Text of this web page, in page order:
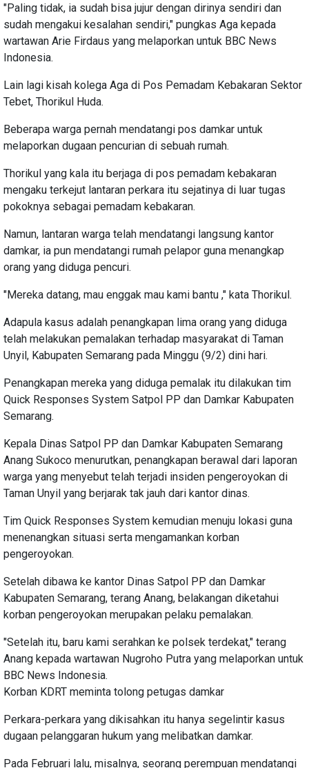
"Paling tidak, ia sudah bisa jujur dengan dirinya sendiri dan
sudah mengakui kesalahan sendiri," pungkas Aga kepada
wartawan Arie Firdaus yang melaporkan untuk BBC News
Indonesia.
Lain lagi kisah kolega Aga di Pos Pemadam Kebakaran Sektor
Tebet, Thorikul Huda.
Beberapa warga pernah mendatangi pos damkar untuk
melaporkan dugaan pencurian di sebuah rumah.
Thorikul yang kala itu berjaga di pos pemadam kebakaran
mengaku terkejut lantaran perkara itu sejatinya di luar tugas
pokoknya sebagai pemadam kebakaran.
Namun, lantaran warga telah mendatangi langsung kantor
damkar, ia pun mendatangi rumah pelapor guna menangkap
orang yang diduga pencuri.
"Mereka datang, mau enggak mau kami bantu ," kata Thorikul.
Adapula kasus adalah penangkapan lima orang yang diduga
telah melakukan pemalakan terhadap masyarakat di Taman
Unyil, Kabupaten Semarang pada Minggu (9/2) dini hari.
Penangkapan mereka yang diduga pemalak itu dilakukan tim
Quick Responses System Satpol PP dan Damkar Kabupaten
Semarang.
Kepala Dinas Satpol PP dan Damkar Kabupaten Semarang
Anang Sukoco menurutkan, penangkapan berawal dari laporan
warga yang menyebut telah terjadi insiden pengeroyokan di
Taman Unyil yang berjarak tak jauh dari kantor dinas.
Tim Quick Responses System kemudian menuju lokasi guna
menenangkan situasi serta mengamankan korban
pengeroyokan.
Setelah dibawa ke kantor Dinas Satpol PP dan Damkar
Kabupaten Semarang, terang Anang, belakangan diketahui
korban pengeroyokan merupakan pelaku pemalakan.
"Setelah itu, baru kami serahkan ke polsek terdekat," terang
Anang kepada wartawan Nugroho Putra yang melaporkan untuk
BBC News Indonesia.
Korban KDRT meminta tolong petugas damkar
Perkara-perkara yang dikisahkan itu hanya segelintir kasus
dugaan pelanggaran hukum yang melibatkan damkar.
Pada Februari lalu, misalnya, seorang perempuan mendatangi